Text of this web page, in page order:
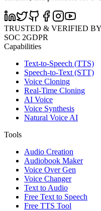
TRUSTED & VERIFIED BY
SOC 2GDPR
Capabilities
Text-to-Speech (TTS)
Speech-to-Text (STT)
Voice Cloning
Real-Time Cloning
AI Voice
Voice Synthesis
Natural Voice AI
Tools
Audio Creation
Audiobook Maker
Voice Over Gen
Voice Changer
Text to Audio
Free Text to Speech
Free TTS Tool